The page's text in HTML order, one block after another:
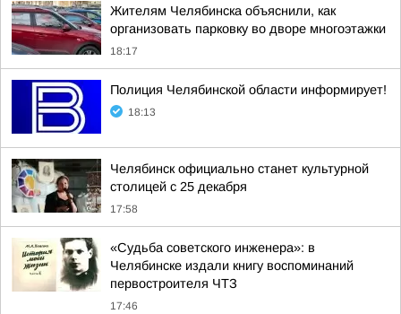
Жителям Челябинска объяснили, как
организовать парковку во дворе многоэтажки
18:17
Полиция Челябинской области информирует!
18:13
Челябинск официально станет культурной
столицей с 25 декабря
17:58
«Судьба советского инженера»: в
Челябинске издали книгу воспоминаний
первостроителя ЧТЗ
17:46